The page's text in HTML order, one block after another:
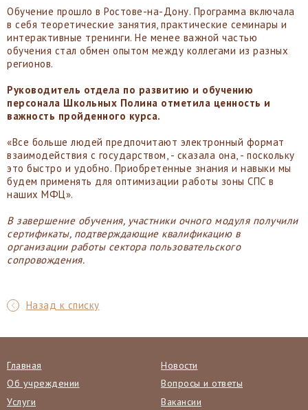
Обучение прошло в Ростове-на-Дону. Программа включала
в себя теоретические занятия, практические семинары и
интерактивные тренинги. Не менее важной частью
обучения стал обмен опытом между коллегами из разных
регионов.
Руководитель отдела по развитию и обучению
персонала Школьных Полина отметила ценность и
важность пройденного курса.
«Все больше людей предпочитают электронный формат
взаимодействия с государством, - сказала она, - поскольку
это быстро и удобно. Приобретенные знания и навыки мы
будем применять для оптимизации работы зоны СПС в
наших МФЦ».
В завершение обучения, участники очного модуля получили
сертификаты, подтверждающие квалификацию в
организации работы сектора пользовательского
сопровождения.
Назад к списку
Главная
Об учреждении
Услуги
Новости
Вопросы и ответы
Вакансии